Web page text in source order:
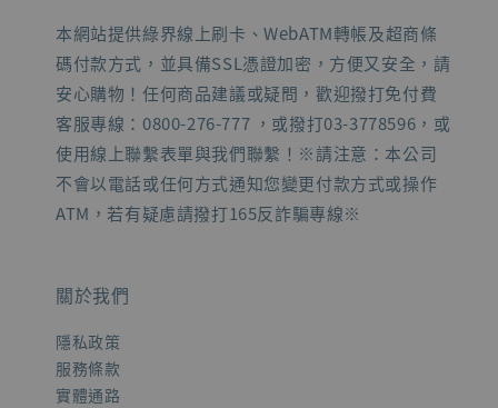
本網站提供綠界線上刷卡、WebATM轉帳及超商條
碼付款方式，並具備SSL憑證加密，方便又安全，請
安心購物！任何商品建議或疑問，歡迎撥打免付費
客服專線：0800-276-777 ，或撥打03-3778596，或
使用線上聯繫表單與我們聯繫！※請注意：本公司
不會以電話或任何方式通知您變更付款方式或操作
ATM，若有疑慮請撥打165反詐騙專線※
關於我們
隱私政策
服務條款
實體通路